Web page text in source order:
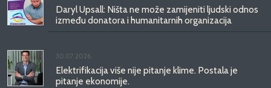
Daryl Upsall: Ništa ne može zamijeniti ljudski odnos
između donatora i humanitarnih organizacija
30.07.2026.
Elektrifikacija više nije pitanje klime. Postala je
pitanje ekonomije.